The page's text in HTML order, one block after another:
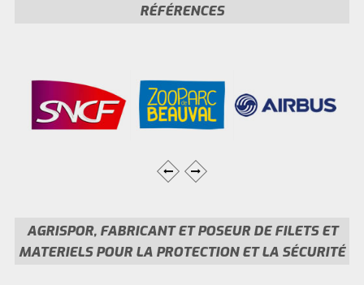
RÉFÉRENCES
AGRISPOR, FABRICANT ET POSEUR DE FILETS ET
MATERIELS POUR LA PROTECTION ET LA SÉCURITÉ